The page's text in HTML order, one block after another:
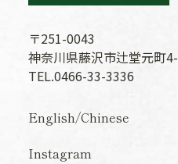
〒251-0043
神奈川県藤沢市辻堂元町
TEL.0466-33-3336
English/Chinese
Instagram